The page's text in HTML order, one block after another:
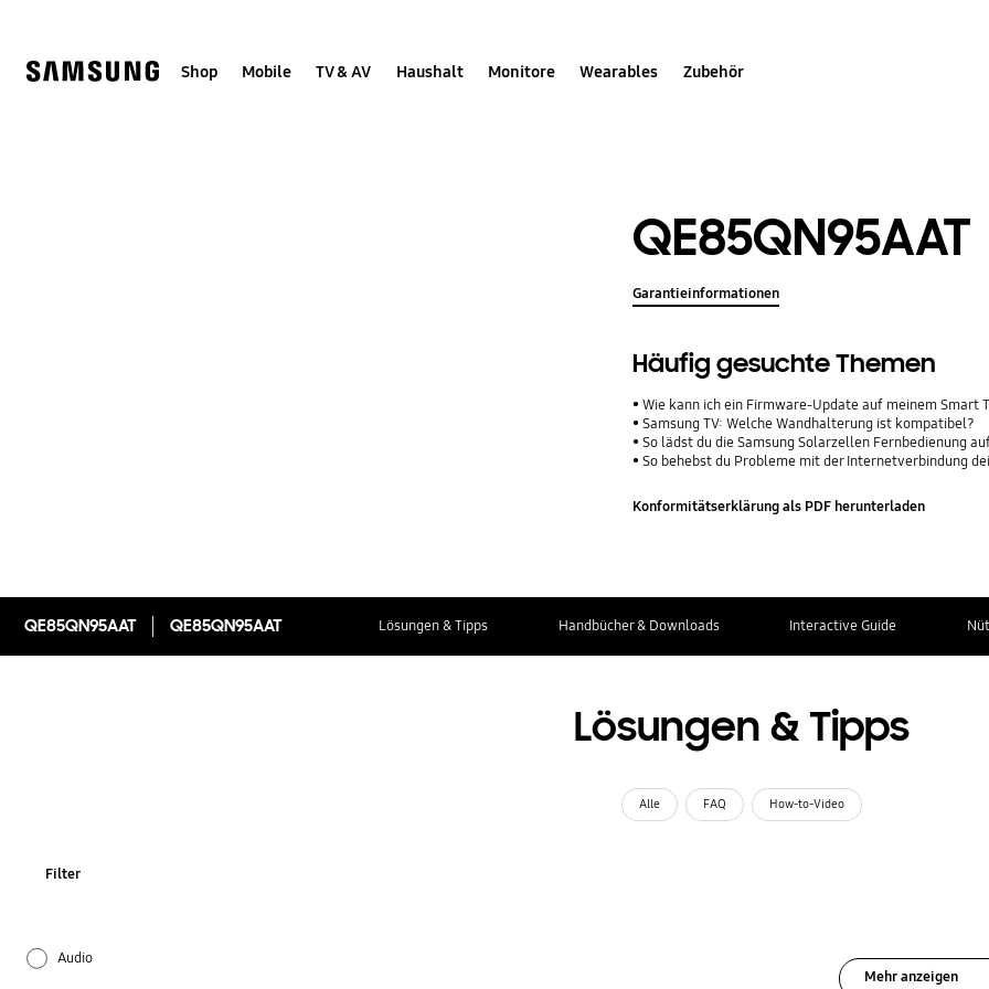
help
Shop Mobile TV & AV Haushalt Monitore Wearables Zubehör
QE85QN95AAT
Garantieinformationen
Häufig gesuchte Themen
Wie kann ich ein Firmware-Update auf meinem Smart
Samsung TV: Welche Wandhalterung ist kompatibel?
So lädst du die Samsung Solarzellen Fernbedienung
So behebst du Probleme mit der Internetverbindung
Konformitätserklärung als PDF herunterladen
QE85QN95AAT QE85QN95AAT Lösungen & Tipps Handbücher & Downloads Interactive Guide
Lösungen & Tipps
Alle FAQ How-to-Video
Filter
Audio
Mehr anzeigen